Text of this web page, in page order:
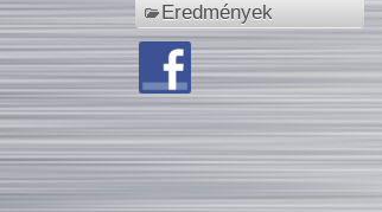
Eredmények